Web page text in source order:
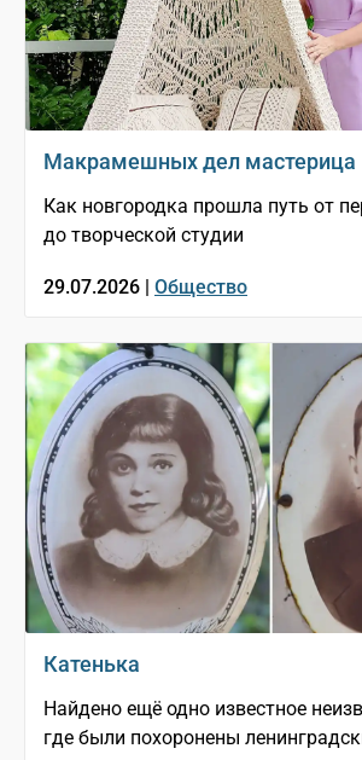
Макрамешных дел мастерица
Как новгородка прошла путь от
до творческой студии
29.07.2026 | Общество
Катенька
Найдено ещё одно известное
где были похоронены